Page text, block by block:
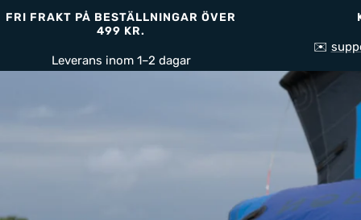
FRI FRAKT PÅ BESTÄLLNINGAR ÖVER
499 KR.
Leverans inom 1–2 dagar
✉️